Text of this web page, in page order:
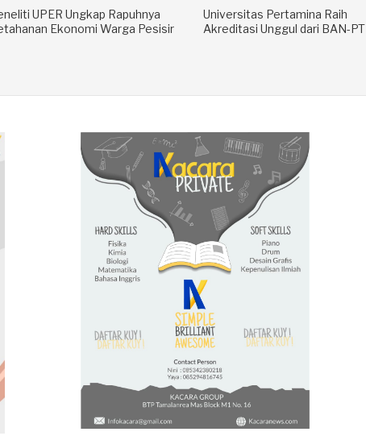
UPER Ungkap Rapuhnya
Ekonomi Warga Pesisir
Universitas Pertamina Raih
Akreditasi Unggul dari BAN-PT